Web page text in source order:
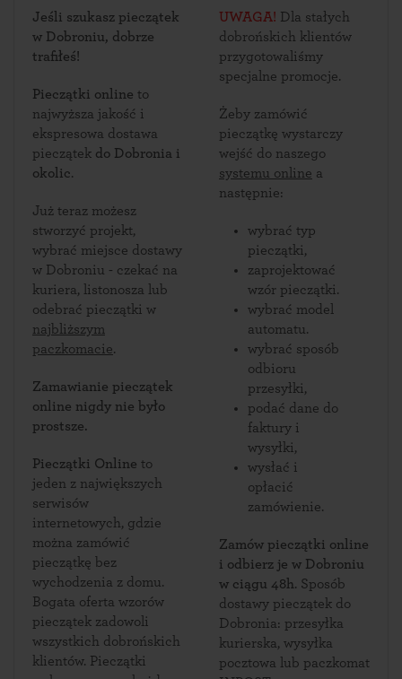
Jeśli szukasz pieczątek
w Dobroniu, dobrze
trafiłeś!
Pieczątki online to
najwyższa jakość i
ekspresowa dostawa
pieczątek do Dobronia i
okolic.
Już teraz możesz
stworzyć projekt,
wybrać miejsce dostawy
w Dobroniu - czekać na
kuriera, listonosza lub
odebrać pieczątki w
najbliższym
paczkomacie.
Zamawianie pieczątek
online nigdy nie było
prostsze.
Pieczątki Online to
jeden z największych
serwisów
internetowych, gdzie
można zamówić
pieczątkę bez
wychodzenia z domu.
Bogata oferta wzorów
pieczątek zadowoli
wszystkich dobrońskich
klientów. Pieczątki
UWAGA! Dla stałych
dobrońskich klientów
przygotowaliśmy
specjalne promocje.
Żeby zamówić
pieczątkę wystarczy
wejść do naszego
systemu online a
następnie:
wybrać typ
pieczątki,
zaprojektować
wzór pieczątki.
wybrać model
automatu.
wybrać sposób
odbioru
przesyłki,
podać dane do
faktury i
wysyłki,
wysłać i
opłacić
zamówienie.
Zamów pieczątki online
i odbierz je w Dobroniu
w ciągu 48h. Sposób
dostawy pieczątek do
Dobronia: przesyłka
kurierska, wysyłka
pocztowa lub paczkomat